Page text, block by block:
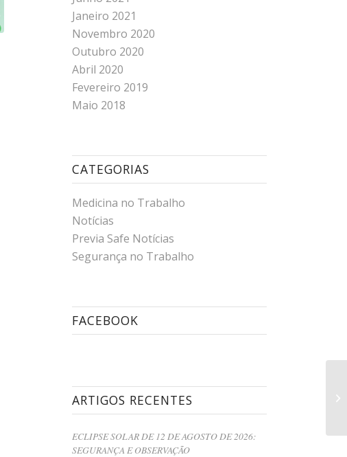
Janeiro 2021
Novembro 2020
Outubro 2020
Abril 2020
Fevereiro 2019
Maio 2018
CATEGORIAS
Medicina no Trabalho
Notícias
Previa Safe Notícias
Segurança no Trabalho
FACEBOOK
ARTIGOS RECENTES
ECLIPSE SOLAR DE 12 DE AGOSTO DE 2026:
SEGURANÇA E OBSERVAÇÃO